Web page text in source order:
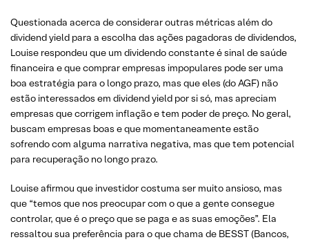
Questionada acerca de considerar outras métricas além do
dividend yield para a escolha das ações pagadoras de dividendos,
Louise respondeu que um dividendo constante é sinal de saúde
financeira e que comprar empresas impopulares pode ser uma
boa estratégia para o longo prazo, mas que eles (do AGF) não
estão interessados em dividend yield por si só, mas apreciam
empresas que corrigem inflação e tem poder de preço. No geral,
buscam empresas boas e que momentaneamente estão
sofrendo com alguma narrativa negativa, mas que tem potencial
para recuperação no longo prazo.
Louise afirmou que investidor costuma ser muito ansioso, mas
que “temos que nos preocupar com o que a gente consegue
controlar, que é o preço que se paga e as suas emoções”. Ela
ressaltou sua preferência para o que chama de BESST (Bancos,